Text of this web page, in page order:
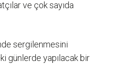
ve çok sayıda
sergilenmesini
günlerde yapılacak bir